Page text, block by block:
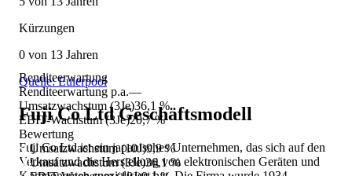
Renditeerwartung
Renditeerwartung p.a.—
Umsatzwachstum (3Je)36,1 %
EBIT-Wachstum (3Je)20,7 %
Bewertung
Umsatzwachstum (10J)9,9 %
Umsatzwachstum (3Je)36,1 %
Kürzungen
0 von 13 Jahren
Quelle: Eulerpool
Fuji Co LtdGeschäftsmodell
Fuji Co Ltd ist ein japanisches Unternehmen, das sich auf den
Verkauf und die Herstellung von elektronischen Geräten und